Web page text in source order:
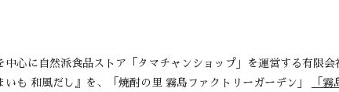
心に自然派食品ストア「タマチャンショップ」を運営する有限
も 和風だし』を、「焼酎の里 霧島ファクトリーガーデン」
「